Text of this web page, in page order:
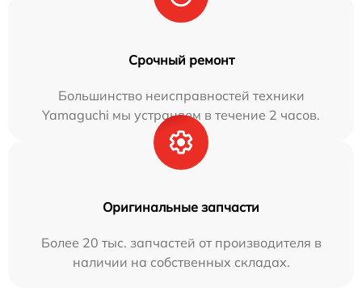
Срочный ремонт
Большинство неисправностей техники
Yamaguchi мы устраняем в течение 2 часов.
Оригинальные запчасти
Более 20 тыс. запчастей от производителя в
наличии на собственных складах.